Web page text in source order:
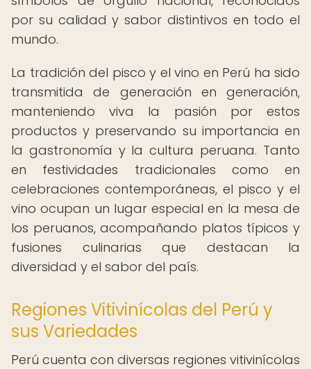
por su calidad y sabor distintivos en todo el
mundo.
La tradición del pisco y el vino en Perú ha sido
transmitida de generación en generación,
manteniendo viva la pasión por estos
productos y preservando su importancia en
la gastronomía y la cultura peruana. Tanto
en festividades tradicionales como en
celebraciones contemporáneas, el pisco y el
vino ocupan un lugar especial en la mesa de
los peruanos, acompañando platos típicos y
fusiones culinarias que destacan la
diversidad y el sabor del país.
Regiones Vitivinícolas del Perú y
sus Variedades
Perú cuenta con diversas regiones vitivinícolas